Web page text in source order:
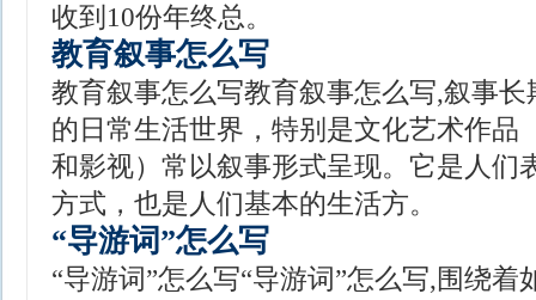
收到10份年终总。
教育叙事怎么写
教育叙事怎么写教育叙事怎么写,叙事
的日常生活世界，特别是文化艺术作品
和影视）常以叙事形式呈现。它是人们
方式，也是人们基本的生活方。
“导游词”怎么写
“导游词”怎么写“导游词”怎么写,围绕着